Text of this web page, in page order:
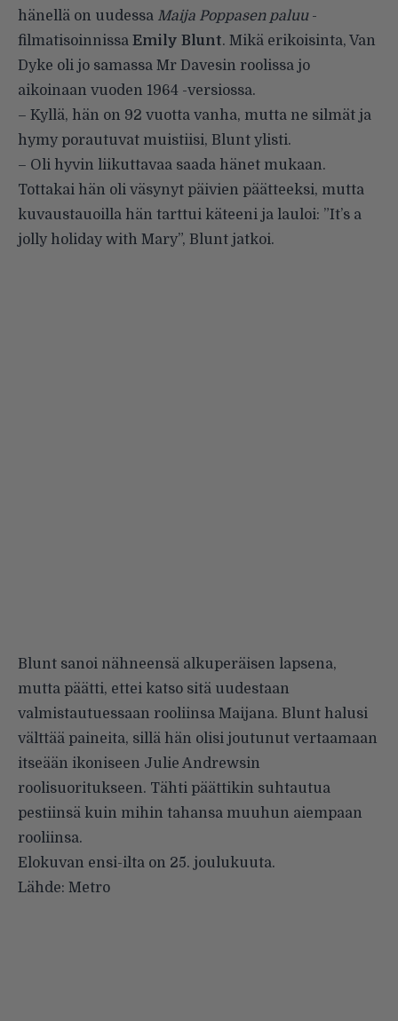
hänellä on uudessa Maija Poppasen paluu-
filmatisoinnissa Emily Blunt. Mikä erikoisinta, Van
Dyke oli jo samassa Mr Davesin roolissa jo
aikoinaan vuoden 1964 -versiossa.
– Kyllä, hän on 92 vuotta vanha, mutta ne silmät ja
hymy porautuvat muistiisi, Blunt ylisti.
– Oli hyvin liikuttavaa saada hänet mukaan.
Tottakai hän oli väsynyt päivien päätteeksi, mutta
kuvaustauoilla hän tarttui käteeni ja lauloi: ”It’s a
jolly holiday with Mary”, Blunt jatkoi.
Blunt sanoi nähneensä alkuperäisen lapsena,
mutta päätti, ettei katso sitä uudestaan
valmistautuessaan rooliinsa Maijana. Blunt halusi
välttää paineita, sillä hän olisi joutunut vertaamaan
itseään ikoniseen Julie Andrewsin
roolisuoritukseen. Tähti päättikin suhtautua
pestiinsä kuin mihin tahansa muuhun aiempaan
rooliinsa.
Elokuvan ensi-ilta on 25. joulukuuta.
Lähde: Metro